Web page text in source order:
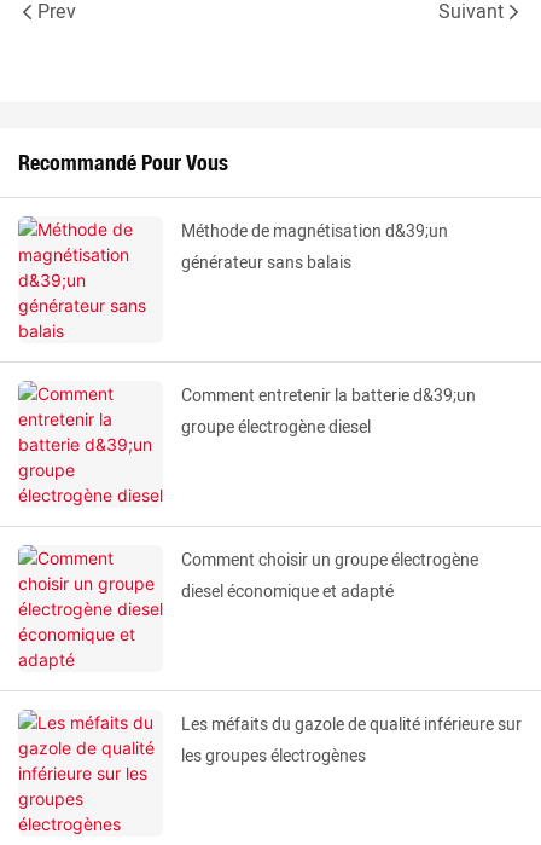
Prev Suivant
Recommandé Pour Vous
Méthode de magnétisation d&39;un
générateur sans balais
Comment entretenir la batterie d&39;un
groupe électrogène diesel
Comment choisir un groupe électrogène
diesel économique et adapté
Les méfaits du gazole de qualité inférieure sur
les groupes électrogènes